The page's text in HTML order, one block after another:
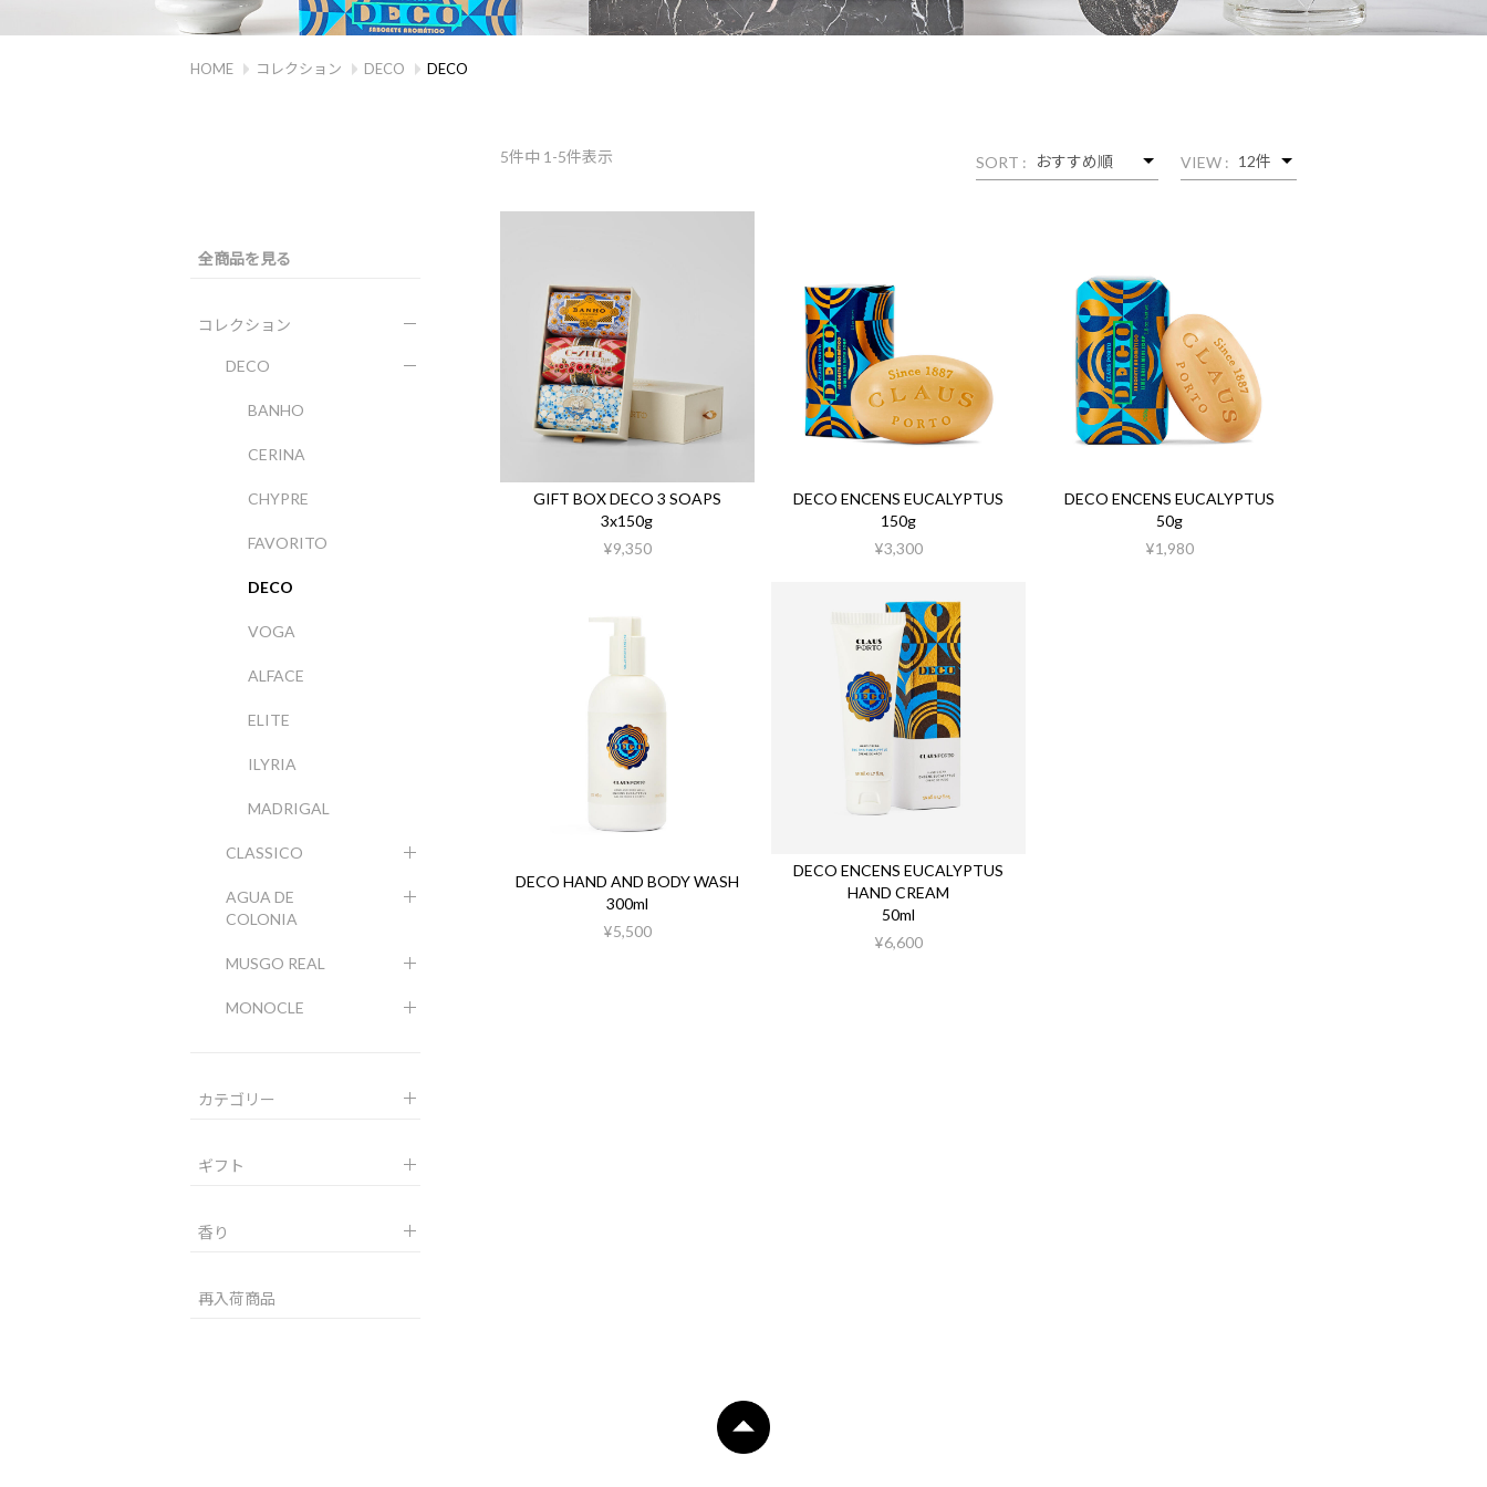
HOME コレクション DECO DECO
全商品を見る
コレクション
DECO
BANHO
CERINA
CHYPRE
FAVORITO
DECO
VOGA
ALFACE
ELITE
ILYRIA
MADRIGAL
CLASSICO
AGUA DE
COLONIA
MUSGO REAL
MONOCLE
カテゴリー
ギフト
香り
再入荷商品
5件中 1-5件表示 SORT : VIEW :
GIFT BOX DECO 3 SOAPS
3x150g
¥9,350
DECO ENCENS EUCALYPTUS
150g
¥3,300
DECO ENCENS EUCALYPTUS
50g
¥1,980
DECO HAND AND BODY WASH
300ml
¥5,500
DECO ENCENS EUCALYPTUS
HAND CREAM
50ml
¥6,600